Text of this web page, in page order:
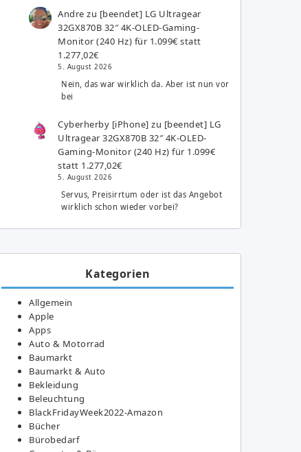
Andre zu [beendet] LG Ultragear
32GX870B 32″ 4K-OLED-Gaming-
Monitor (240 Hz) für 1.099€ statt
1.277,02€
5. August 2026
Nein, das war wirklich da. Aber ist nun vor
bei
Cyberherby [iPhone] zu [beendet] LG
Ultragear 32GX870B 32″ 4K-OLED-
Gaming-Monitor (240 Hz) für 1.099€
statt 1.277,02€
5. August 2026
Servus, Preisirrtum oder ist das Angebot
wirklich schon wieder vorbei?
Kategorien
Allgemein
Apple
Apps
Auto & Motorrad
Baumarkt
Baumarkt & Auto
Bekleidung
Beleuchtung
BlackFridayWeek2022-Amazon
Bücher
Bürobedarf